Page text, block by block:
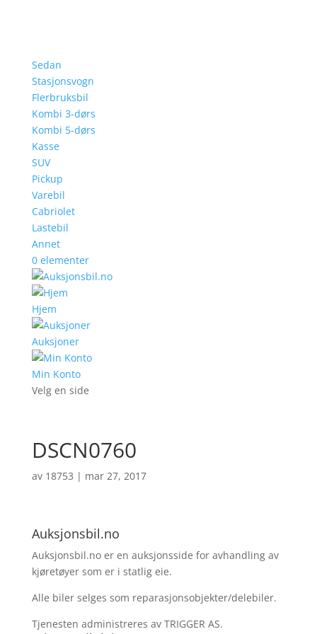
Sedan
Stasjonsvogn
Flerbruksbil
Kombi 3-dørs
Kombi 5-dørs
Kasse
SUV
Pickup
Varebil
Cabriolet
Lastebil
Annet
0 elementer
Hjem
Auksjoner
Min Konto
Velg en side
DSCN0760
av 18753 | mar 27, 2017
Auksjonsbil.no
Auksjonsbil.no er en auksjonsside for avhandling av
kjøretøyer som er i statlig eie.
Alle biler selges som reparasjonsobjekter/delebiler.
Tjenesten administreres av TRIGGER AS.